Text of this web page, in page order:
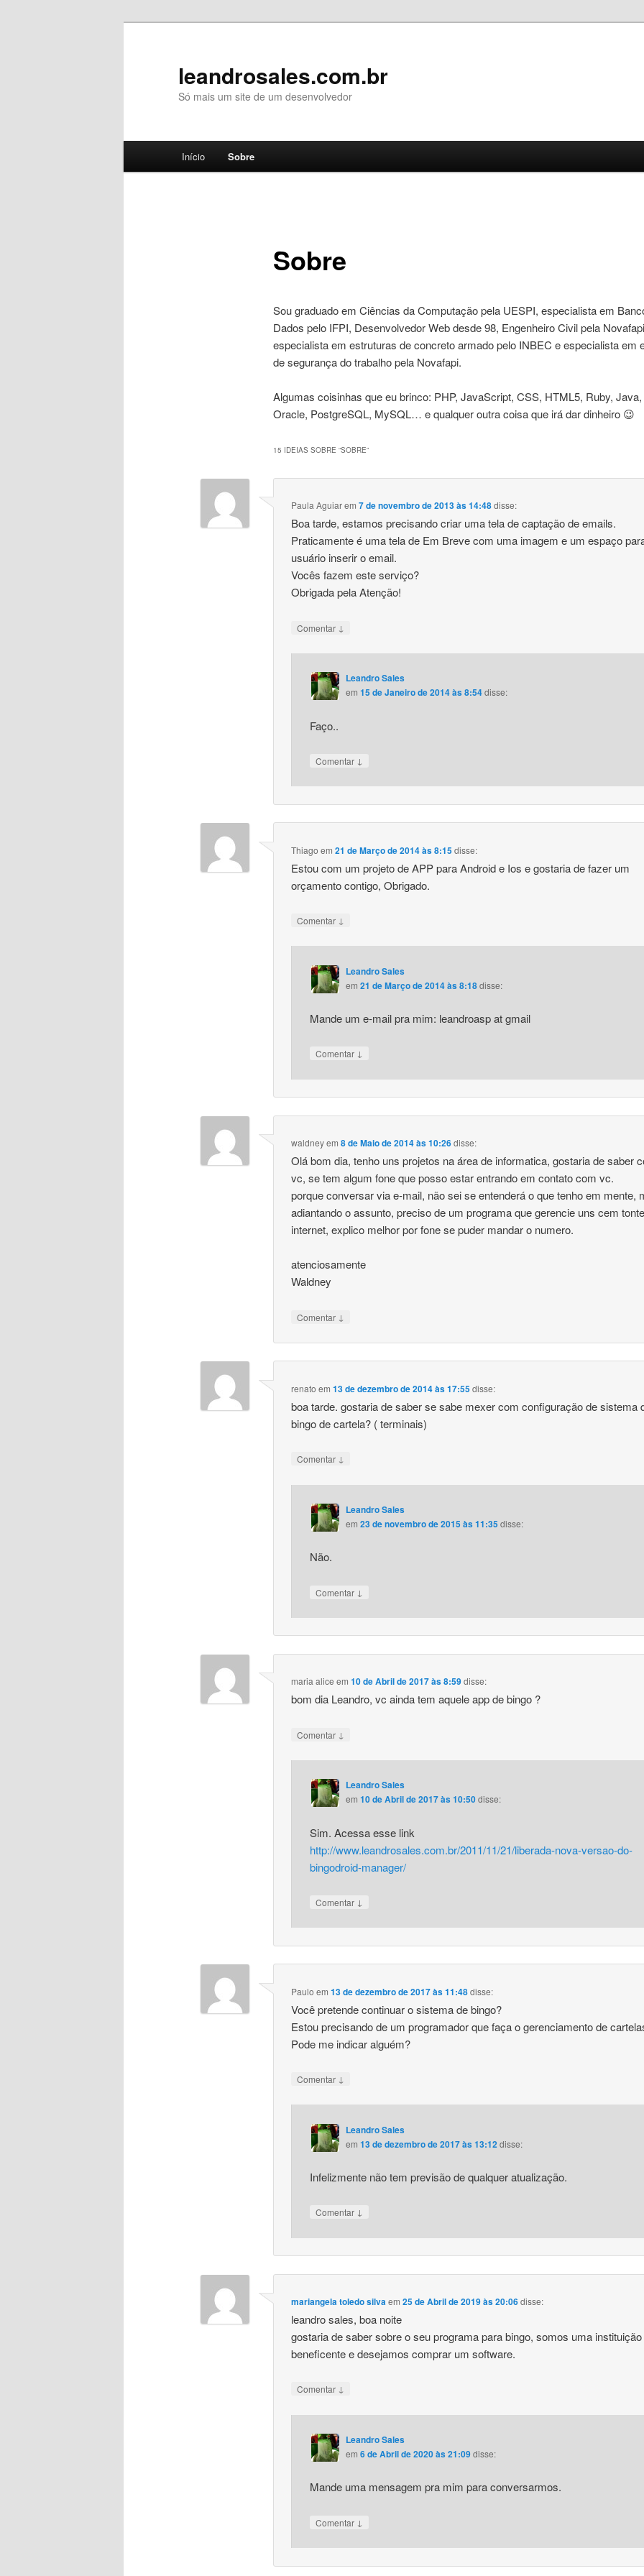
leandrosales.com.br
Só mais um site de um desenvolvedor
Pular para o conteúdo principal
Pular para o conteúdo secundário
Início Sobre
Sobre
Sou graduado em Ciências da Computação pela UESPI, especialista em
Dados pelo IFPI, Desenvolvedor Web desde 98, Engenheiro Civil pela
especialista em estruturas de concreto armado pelo INBEC e especialista em
de segurança do trabalho pela Novafapi.
Algumas coisinhas que eu brinco: PHP, JavaScript, CSS, HTML5, Ruby,
Oracle, PostgreSQL, MySQL… e qualquer outra coisa que irá dar dinheiro 😉
15 IDEIAS SOBRE “SOBRE”
Paula Aguiarem7 de novembro de 2013 às 14:48disse:
Boa tarde, estamos precisando criar uma tela de captação de emails.
Praticamente é uma tela de Em Breve com uma imagem e um espaço
usuário inserir o email.
Vocês fazem este serviço?
Obrigada pela Atenção!
Comentar ↓
Leandro Sales
em 15 de Janeiro de 2014 às 8:54disse:
Faço..
Comentar ↓
Thiago em21 de Março de 2014 às 8:15disse:
Estou com um projeto de APP para Android e Ios e gostaria de fazer um
orçamento contigo, Obrigado.
Comentar ↓
Leandro Sales
em 21 de Março de 2014 às 8:18disse:
Mande um e-mail pra mim: leandroasp at gmail
Comentar ↓
waldneyem8 de Maio de 2014 às 10:26disse:
Olá bom dia, tenho uns projetos na área de informatica, gostaria de saber
vc, se tem algum fone que posso estar entrando em contato com vc.
porque conversar via e-mail, não sei se entenderá o que tenho em mente,
adiantando o assunto, preciso de um programa que gerencie uns cem
internet, explico melhor por fone se puder mandar o numero.
atenciosamente
Waldney
Comentar ↓
renato em13 de dezembro de 2014 às 17:55disse:
boa tarde. gostaria de saber se sabe mexer com configuração de sistema
bingo de cartela? ( terminais)
Comentar ↓
Leandro Sales
em 23 de novembro de 2015 às 11:35disse:
Não.
Comentar ↓
maria alice em10 de Abril de 2017 às 8:59disse:
bom dia Leandro, vc ainda tem aquele app de bingo ?
Comentar ↓
Leandro Sales
em 10 de Abril de 2017 às 10:50disse:
Sim. Acessa esse link
http://www.leandrosales.com.br/2011/11/21/liberada-nova-versao-do-
bingodroid-manager/
Comentar ↓
Paulo em13 de dezembro de 2017 às 11:48disse:
Você pretende continuar o sistema de bingo?
Estou precisando de um programador que faça o gerenciamento de
Pode me indicar alguém?
Comentar ↓
Leandro Sales
em 13 de dezembro de 2017 às 13:12disse:
Infelizmente não tem previsão de qualquer atualização.
Comentar ↓
mariangela toledo silvaem25 de Abril de 2019 às 20:06disse:
leandro sales, boa noite
gostaria de saber sobre o seu programa para bingo, somos uma instituição
beneficente e desejamos comprar um software.
Comentar ↓
Leandro Sales
em 6 de Abril de 2020 às 21:09disse:
Mande uma mensagem pra mim para conversarmos.
Comentar ↓